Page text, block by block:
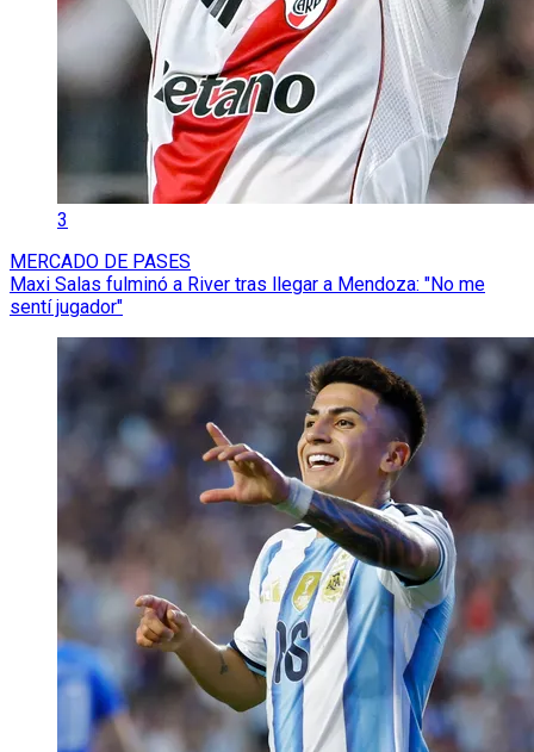
3
MERCADO DE PASES
Maxi Salas fulminó a River tras llegar a Mendoza: "No me
sentí jugador"